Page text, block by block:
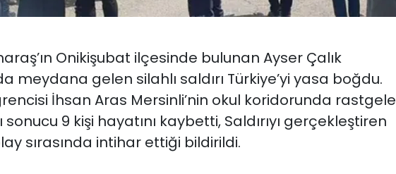
Onikişubat ilçesinde bulunan Ayser Çalık
meydana gelen silahlı saldırı Türkiye’yi yasa boğdu.
İhsan Aras Mersinli’nin okul koridorunda rastgele
9 kişi hayatını kaybetti, Saldırıyı gerçekleştiren
sırasında intihar ettiği bildirildi.